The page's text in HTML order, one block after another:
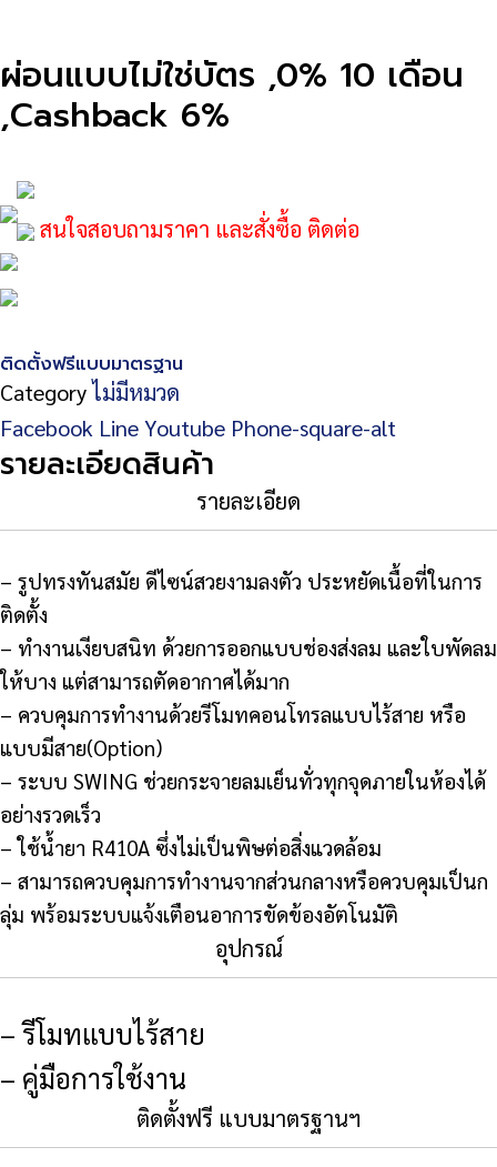
ผ่อนแบบไม่ใช่บัตร ,0% 10 เดือน
,Cashback 6%
สนใจสอบถามราคา และสั่งซื้อ ติดต่อ
ติดตั้งฟรีแบบมาตรฐาน
Categoryไม่มีหมวด
Facebook LineYoutube Phone-square-alt
รายละเอียดสินค้า
รายละเอียด
– รูปทรงทันสมัย ดีไซน์สวยงามลงตัว ประหยัดเนื้อที่ในการ
ติดตั้ง
– ทำงานเงียบสนิท ด้วยการออกแบบช่องส่งลม และใบพัดลม
ให้บาง แต่สามารถตัดอากาศได้มาก
– ควบคุมการทำงานด้วยรีโมทคอนโทรลแบบไร้สาย หรือ
แบบมีสาย(Option)
– ระบบ SWING ช่วยกระจายลมเย็นทั่วทุกจุดภายในห้องได้
อย่างรวดเร็ว
– ใช้น้ำยา R410A ซึ่งไม่เป็นพิษต่อสิ่งแวดล้อม
– สามารถควบคุมการทำงานจากส่วนกลางหรือควบคุมเป็นก
ลุ่ม พร้อมระบบแจ้งเตือนอาการขัดข้องอัตโนมัติ
อุปกรณ์
– รีโมทแบบไร้สาย
– คู่มือการใช้งาน
ติดตั้งฟรี แบบมาตรฐานฯ